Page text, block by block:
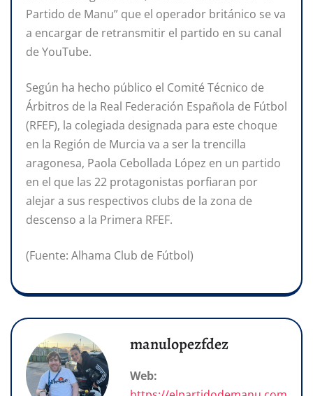
Partido de Manu” que el operador británico se va
a encargar de retransmitir el partido en su canal
de YouTube.
Según ha hecho público el Comité Técnico de
Árbitros de la Real Federación Española de Fútbol
(RFEF), la colegiada designada para este choque
en la Región de Murcia va a ser la trencilla
aragonesa, Paola Cebollada López en un partido
en el que las 22 protagonistas porfiaran por
alejar a sus respectivos clubs de la zona de
descenso a la Primera RFEF.
(Fuente: Alhama Club de Fútbol)
manulopezfdez
Web: